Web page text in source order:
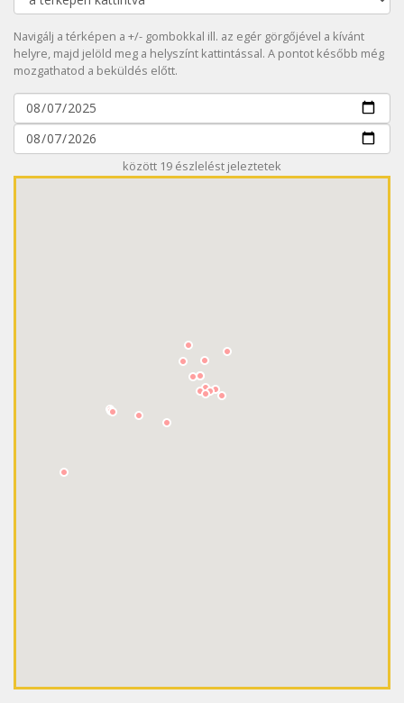
Navigálj a térképen a +/- gombokkal ill. az egér görgőjével a kívánt
helyre, majd jelöld meg a helyszínt kattintással. A pontot később még
mozgathatod a beküldés előtt.
között 19 észlelést jeleztetek